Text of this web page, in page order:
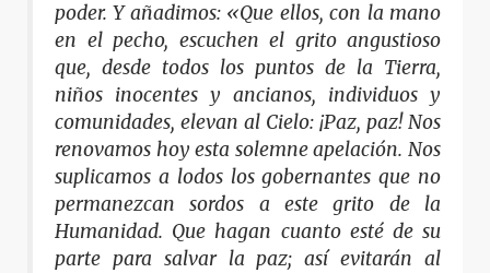
poder. Y añadimos: «Que ellos, con la mano
en el pecho, escuchen el grito angustioso
que, desde todos los puntos de la Tierra,
niños inocentes y ancianos, individuos y
comunidades, elevan al Cielo: ¡Paz, paz! Nos
renovamos hoy esta solemne apelación. Nos
suplicamos a lodos los gobernantes que no
permanezcan sordos a este grito de la
Humanidad. Que hagan cuanto esté de su
parte para salvar la paz; así evitarán al